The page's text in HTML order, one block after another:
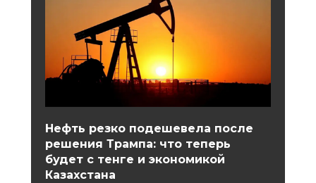
Нефть резко подешевела после
решения Трампа: что теперь
будет с тенге и экономикой
Казахстана